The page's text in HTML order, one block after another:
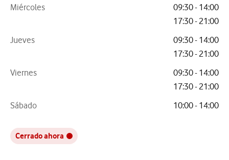
Miércoles
09:30 - 14:00
17:30 - 21:00
Jueves
09:30 - 14:00
17:30 - 21:00
Viernes
09:30 - 14:00
17:30 - 21:00
Sábado
10:00 - 14:00
Cerrado ahora